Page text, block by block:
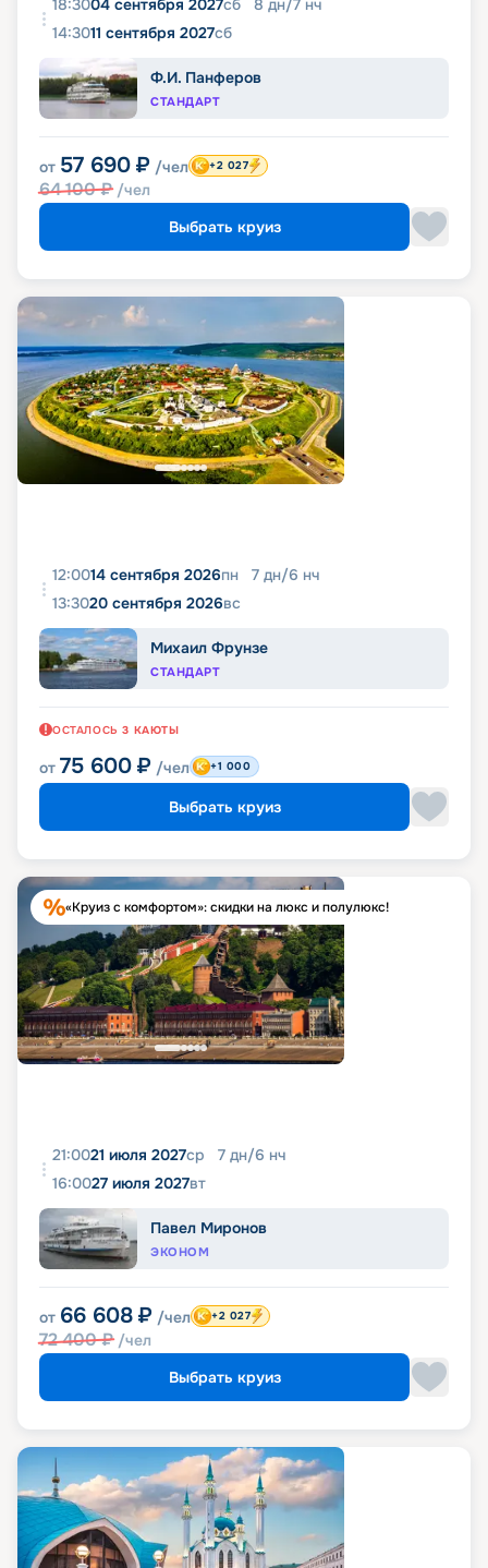
18:3004 сентября 2027сб 8 дн/7 нч
14:3011 сентября 2027сб
Ф.И. Панферов
СТАНДАРТ
от 57 690 ₽ /чел
64 100₽ /чел
+2 027
Выбрать круиз
12:0014 сентября 2026пн 7 дн/6 нч
13:3020 сентября 2026вс
Михаил Фрунзе
СТАНДАРТ
ОСТАЛОСЬ 3 КАЮТЫ
от 75 600 ₽ /чел +1 000
Выбрать круиз
«Круиз с комфортом»: скидки на люкс и полулюкс!
21:0021 июля 2027ср 7 дн/6 нч
16:0027 июля 2027вт
Павел Миронов
ЭКОНОМ
от 66 608 ₽ /чел
72 400₽ /чел
+2 027
Выбрать круиз